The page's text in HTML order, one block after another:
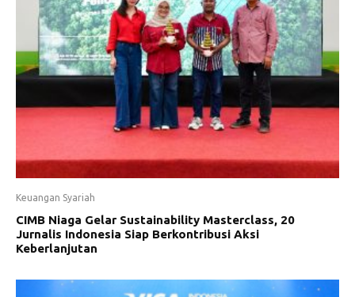
Keuangan Syariah
CIMB Niaga Gelar Sustainability Masterclass, 20
Jurnalis Indonesia Siap Berkontribusi Aksi
Keberlanjutan